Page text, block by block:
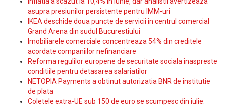
asupra presiunilor persistente pentru IMM-uri
IKEA deschide doua puncte de servicii in centrul comercial
Grand Arena din sudul Bucurestiului
Imobiliarele comerciale concentreaza 54% din creditele
acordate companiilor nefinanciare
Reforma regulilor europene de securitate sociala inaspreste
conditiile pentru detasarea salariatilor
NETOPIA Payments a obtinut autorizatia BNR de institutie
de plata
Coletele extra-UE sub 150 de euro se scumpesc din iulie: